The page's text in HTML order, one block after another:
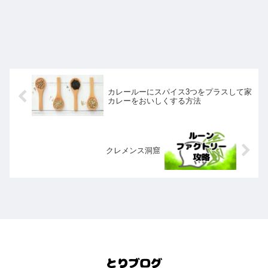
カレールーにスパイス3つをプラスして家
カレーをおいしくする方法
クレメンス洞窟